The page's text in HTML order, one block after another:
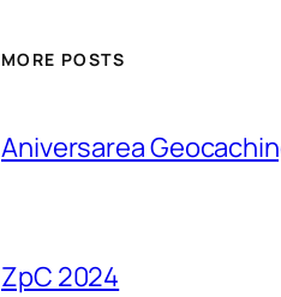
MORE POSTS
Aniversarea
ZpC 2024